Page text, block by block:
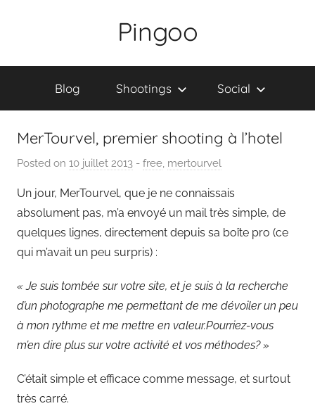
Pingoo
Blog Shootings Social
MerTourvel, premier shooting à l’hotel
Posted on 10 juillet 2013 b
P
a
i
n
o
u
t
- free mertourvel
Un jour, MerTourvel, que je ne connaissais
absolument pas, m’a envoyé un mail très simple, de
quelques lignes, directement depuis sa boîte pro (ce
qui m’avait un peu surpris) :
« Je suis tombée sur votre site, et je suis à la recherche
d’un photographe me permettant de me dévoiler un peu
à mon rythme et me mettre en valeur.Pourriez-vous
m’en dire plus sur votre activité et vos méthodes? »
C’était simple et efficace comme message, et surtout
très carré.